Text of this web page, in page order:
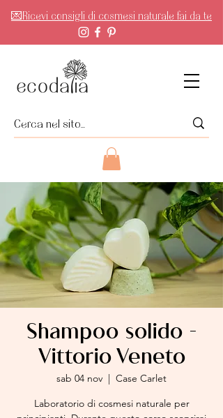
💌Ricevi consigli di cosmesi naturale fai da te
Shampoo solido -
Vittorio Veneto
sab 04 nov
Case Carlet
Laboratorio di cosmesi naturale per